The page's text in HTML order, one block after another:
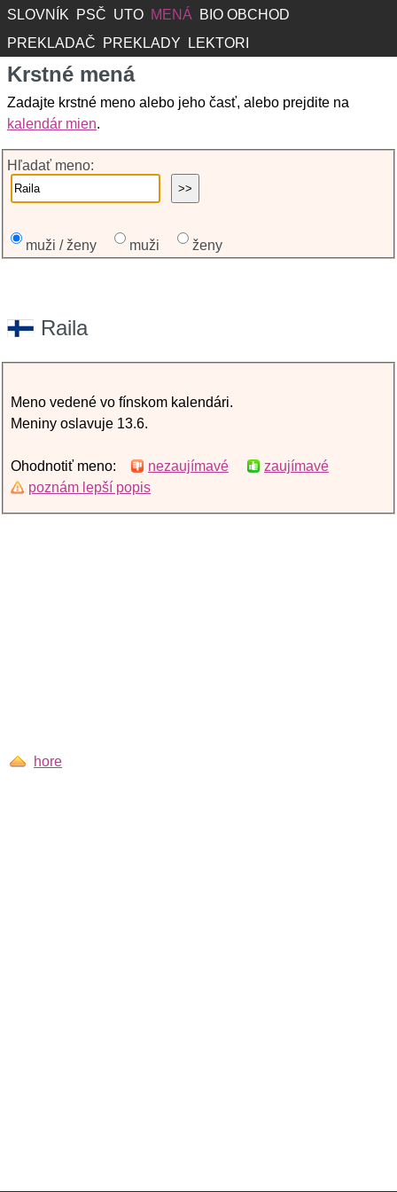
SLOVNÍK PSČ UTO MENÁ
BIO OBCHOD
PREKLADAČ
PREKLADY LEKTORI
Krstné mená
Zadajte krstné meno alebo jeho časť, alebo prejdite na
kalendár mien.
Hľadať meno:
muži / ženy muži ženy
Raila
Meno vedené vo fínskom kalendári.
Meniny oslavuje 13.6.
Ohodnotiť meno: nezaujímavé
zaujímavé
poznám lepší popis
hore